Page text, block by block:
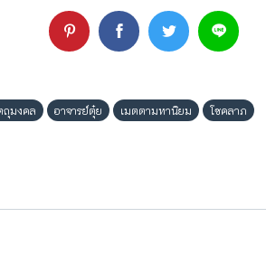
ถุมงคล อาจารย์ตุ๋ย เมตตามหานิยม โชคลาภ